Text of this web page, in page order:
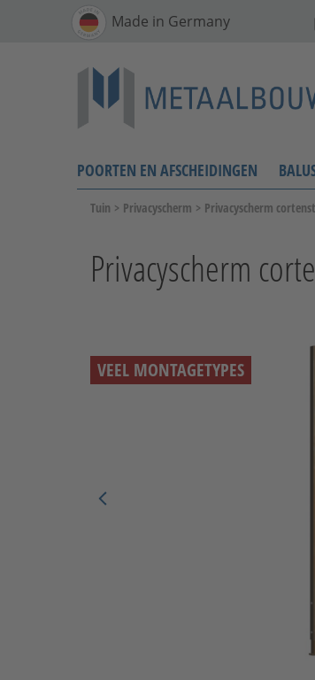
Made in Germany
POORTEN EN AFSCHEIDINGEN
Tuin > Privacyscherm > Privacyscherm
Privacyscherm
VEEL MONTAGETYPES